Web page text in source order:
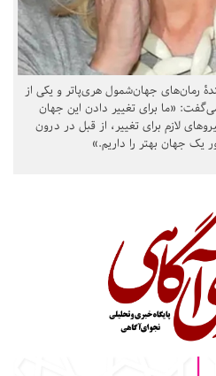
رمان‌های جهان‌شمول هری‌پاتر و یکی از
می‌گفت: «ما برای تغییر دادن این جهان
لازم برای تغییر، از قبل در درون
یک جهان بهتر را داریم.»